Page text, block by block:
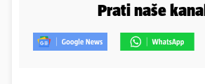
Prati naše